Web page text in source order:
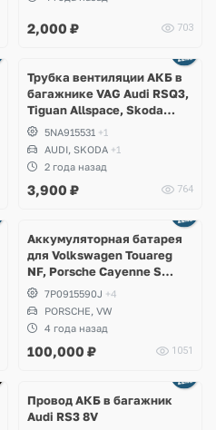
2,000 ₽ 703
Трубка вентиляции АКБ в
багажнике VAG Audi RSQ3,
Tiguan Allspace, Skoda
Kodiaq
5NA915531 +1
AUDI, SKODA +1
2 года назад
3,900 ₽ 764
Аккумуляторная батарея
для Volkswagen Touareg
NF, Porsche Cayenne S
Hybrid 958 3.0 TFSI CGEA
7P0915590J +4
PORSCHE, VW
4 года назад
100,000 ₽ 1051
Провод АКБ в багажник
Audi RS3 8V